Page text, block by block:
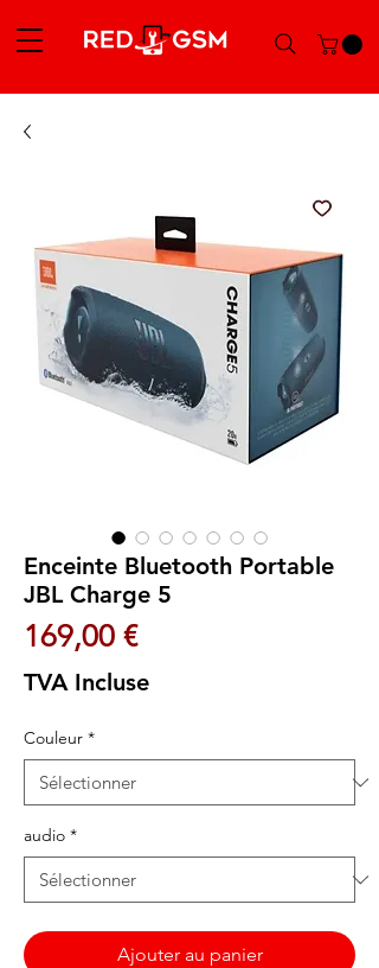
Enceinte Bluetooth Portable
JBL Charge 5
169,00 €Prix
TVA Incluse
Couleur *
audio *
Ajouter au panier